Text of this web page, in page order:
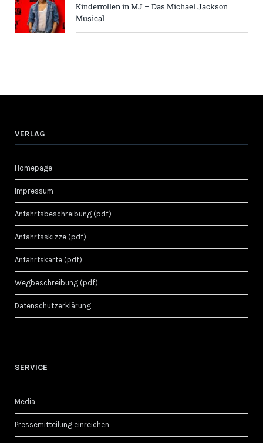
Kinderrollen in MJ – Das Michael Jackson
Musical
VERLAG
Homepage
Impressum
Anfahrtsbeschreibung (pdf)
Anfahrtsskizze (pdf)
Anfahrtskarte (pdf)
Wegbeschreibung (pdf)
Datenschutzerklärung
SERVICE
Media
Pressemitteilung einreichen